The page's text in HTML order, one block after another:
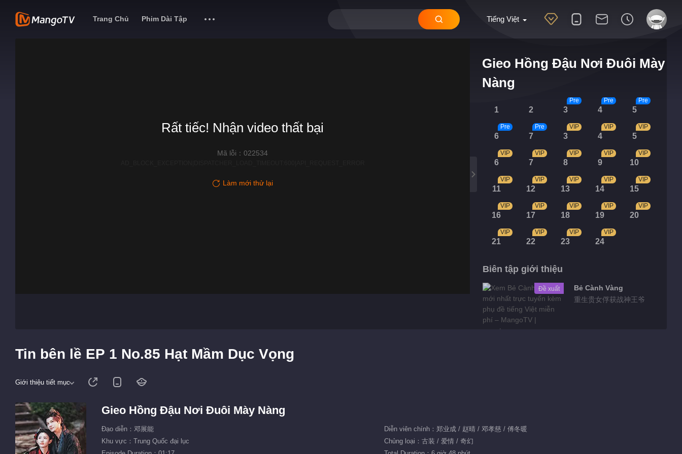
Tiếng Việt
Trang Chủ Phim Dài Tập
Gieo Hồng Đậu Nơi Đuôi Mày
Nàng
1 2 3
Pre
4
Pre
5
Pre
6
Pre
7
Pre
3
VIP
4
VIP
5
VIP
6
VIP
7
VIP
8
VIP
9
VIP
10
VIP
11
VIP
12
VIP
13
VIP
14
VIP
15
VIP
16
VIP
17
VIP
18
VIP
19
VIP
20
VIP
21
VIP
22
VIP
23
VIP
24
VIP
Biên tập giới thiệu
Đề xuất
Bẻ Cành Vàng
重生贵女俘获战神王爷
Rất tiếc! Nhận video thất bại
Mã lỗi：022534
Làm mới thử lại
Tin bên lề EP 1 No.85 Hạt Mầm Dục Vọng
Giới thiệu tiết mục
Gieo Hồng Đậu Nơi Đuôi Mày Nàng
Đạo diễn：邓展能
Diễn viên chính：郑业成 / 赵晴 / 邓孝慈 / 傅冬暖
Khu vực：Trung Quốc đại lục
Chủng loại：古装 / 爱情 / 奇幻